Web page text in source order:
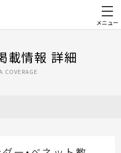
メニュー
載情報 詳細
COVERAGE